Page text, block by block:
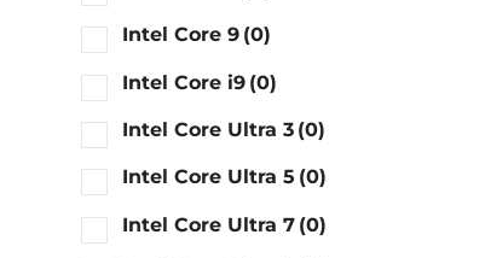
Intel Core 9 (0)
Intel Core i9 (0)
Intel Core Ultra 3 (0)
Intel Core Ultra 5 (0)
Intel Core Ultra 7 (0)